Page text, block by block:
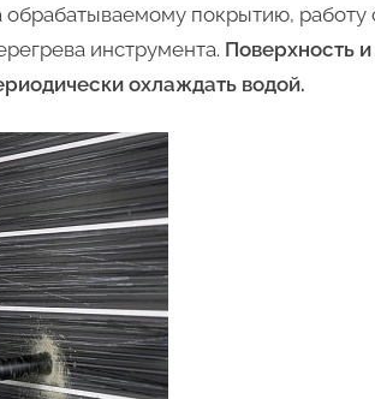
покрытию, работу
инструмента. Поверхность и
охлаждать водой.